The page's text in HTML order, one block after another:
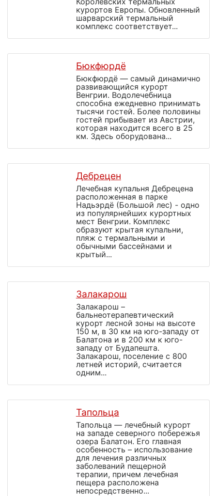
курортов Европы. Обновленный
шарварский термальный
комплекс соответствует...
Бюкфюрдё
Бюкфюрдё — самый динамично
развивающийся курорт
Венгрии. Водолечебница
способна ежедневно принимать
тысячи гостей. Более половины
гостей прибывает из Австрии,
которая находится всего в 25
км. Здесь оборудована...
Дебрецен
Лечебная купальня Дебрецена
расположенная в парке
Надьэрдё (Большой лес) - одно
из популярнейших курортных
мест Венгрии. Комплекс
образуют крытая купальни,
пляж с термальными и
обычными бассейнами и
крытый...
Залакарош
Залакарош –
бальнеотерапевтический
курорт лесной зоны на высоте
150 м, в 30 км на юго-западу от
Балатона и в 200 км к юго-
западу от Будапешта.
Залакарош, поселение с 800
летней историй, считается
одним...
Тапольца
Тапольца — лечебный курорт
на западе северного побережья
озера Балатон. Его главная
особенность – использование
для лечения различных
заболеваний пещерной
терапии, причем лечебная
пещера расположена
непосредственно...